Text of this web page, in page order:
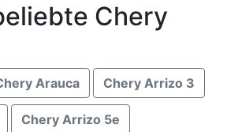
Chery
Arauca Chery Arrizo 3
Chery Arrizo 5e